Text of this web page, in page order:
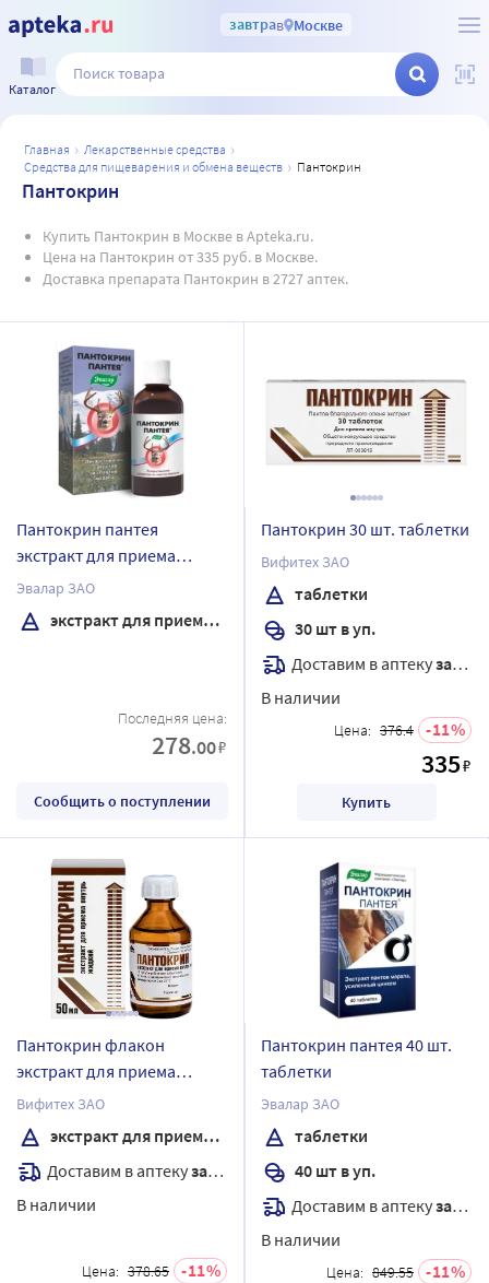
завтрав Москве
Каталог
главная
лекарственные средства
средства для пищеварения и обмена веществ
пантокрин
Пантокрин
Купить Пантокрин в Москве в Apteka.ru.
Цена на Пантокрин от 335 руб. в Москве.
Доставка препарата Пантокрин в 2727 аптек.
Пантокрин пантея
экстракт для приема
внутрь жидкий 50 мл
флакон
Эвалар ЗАО
экстракт для приема внутрь жидкий
Последняя цена:
278.00₽
Сообщить о поступлении
Пантокрин 30 шт. таблетки
Вифитех ЗАО
таблетки
30 шт в уп.
Доставим в аптекузавтра
В наличии
Цена: 376.4 11
335₽
Купить
Пантокрин флакон
экстракт для приема
внутрь
Вифитех ЗАО
экстракт для приема внутрь
Доставим в аптекузавтра
В наличии
Цена: 378.65 11
Пантокрин пантея 40 шт.
таблетки
Эвалар ЗАО
таблетки
40 шт в уп.
Доставим в аптекузавтра
В наличии
Цена: 849.55 11